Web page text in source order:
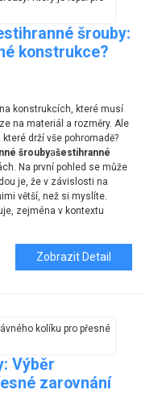
šrouby:
konstrukce?
konstrukcích, které musí
na materiál a rozměry. Ale
drží vše pohromadě?
šroubyašestihranné
Na první pohled se může
je, že v závislosti na
větší, než si myslíte.
zejména v kontextu
Zobrazit Detail
Výběr
zarovnání